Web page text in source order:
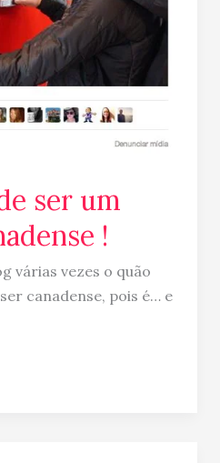
ser um
!
várias vezes o quão
canadense, pois é… e